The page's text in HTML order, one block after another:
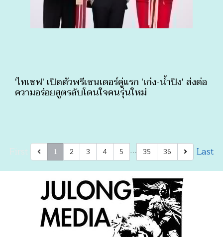
'ไทเชฟ' เปิดตัวพรีเซนเตอร์คู่แรก 'เก่ง-น้ำปิง' ส่งต่อ
ความอร่อยสูตรลับโดนใจคนรุ่นใหม่
First 1 2 3 4 5 … 35 36 Last